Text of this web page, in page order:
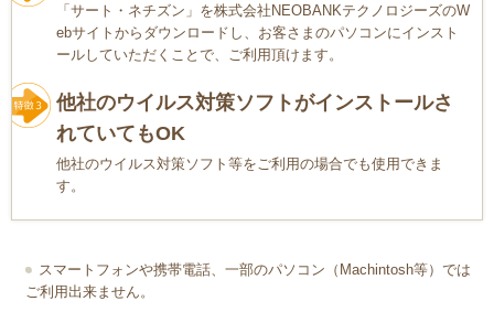
「サート・ネチズン」を株式会社NEOBANKテクノロジーズのW
ebサイトからダウンロードし、お客さまのパソコンにインスト
ールしていただくことで、ご利用頂けます。
他社のウイルス対策ソフトがインストールさ
れていてもOK
他社のウイルス対策ソフト等をご利用の場合でも使用できま
す。
スマートフォンや携帯電話、一部のパソコン（Machintosh等）では
ご利用出来ません。